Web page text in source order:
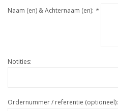
Naam (en) & Achternaam (en): *
Notities:
Ordernummer / referentie (optioneel):